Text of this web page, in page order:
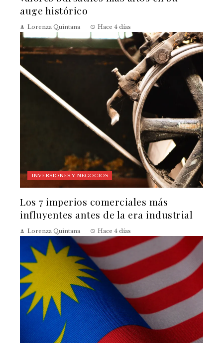
auge histórico
Lorenza Quintana Hace 4 días
INVERSIONES Y NEGOCIOS
Los 7 imperios comerciales más
influyentes antes de la era industrial
Lorenza Quintana Hace 4 días